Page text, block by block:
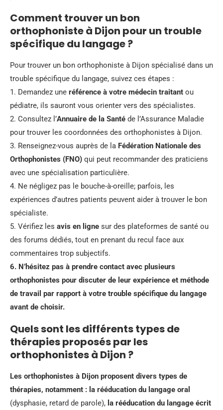
Comment trouver un bon
orthophoniste à Dijon pour un trouble
spécifique du langage ?
Pour trouver un bon orthophoniste à Dijon spécialisé dans un
trouble spécifique du langage, suivez ces étapes :
1. Demandez une référence à votre médecin traitant ou
pédiatre, ils sauront vous orienter vers des spécialistes.
2. Consultez l’Annuaire de la Santé de l’Assurance Maladie
pour trouver les coordonnées des orthophonistes à Dijon.
3. Renseignez-vous auprès de la Fédération Nationale des
Orthophonistes (FNO) qui peut recommander des praticiens
avec une spécialisation particulière.
4. Ne négligez pas le bouche-à-oreille; parfois, les
expériences d’autres patients peuvent aider à trouver le bon
spécialiste.
5. Vérifiez les avis en ligne sur des plateformes de santé ou
des forums dédiés, tout en prenant du recul face aux
commentaires trop subjectifs.
6. N’hésitez pas à prendre contact avec plusieurs
orthophonistes pour discuter de leur expérience et méthode
de travail par rapport à votre trouble spécifique du langage
avant de choisir.
Quels sont les différents types de
thérapies proposés par les
orthophonistes à Dijon ?
Les orthophonistes à Dijon proposent divers types de
thérapies, notamment : la rééducation du langage oral
(dysphasie, retard de parole), la rééducation du langage écrit